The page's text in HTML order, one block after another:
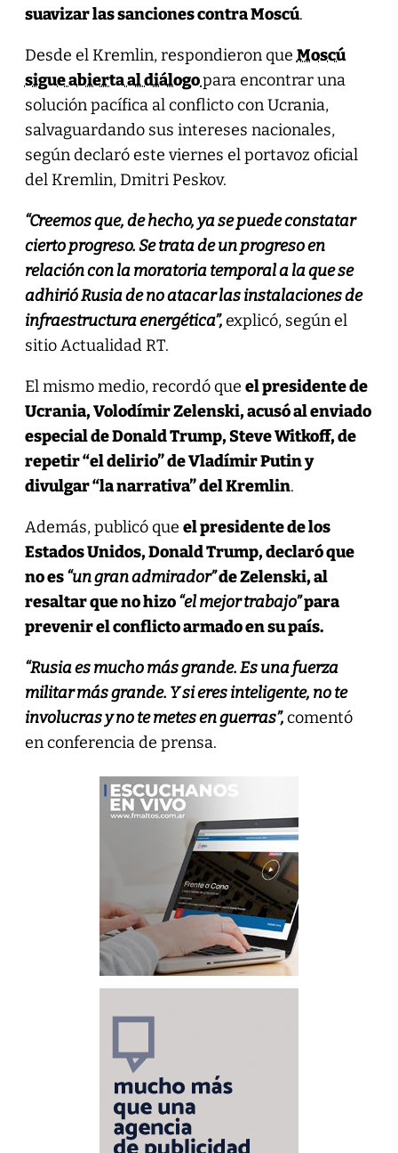
suavizar las sanciones contra Moscú.
Desde el Kremlin, respondieron que Moscú
sigue abierta al diálogopara encontrar una
solución pacífica al conflicto con Ucrania,
salvaguardando sus intereses nacionales,
según declaró este viernes el portavoz oficial
del Kremlin, Dmitri Peskov.
“Creemos que, de hecho, ya se puede constatar
cierto progreso. Se trata de un progreso en
relación con la moratoria temporal a la que se
adhirió Rusia de no atacar las instalaciones de
infraestructura energética”,explicó, según el
sitio Actualidad RT.
El mismo medio, recordó que el presidente de
Ucrania, Volodímir Zelenski, acusó al enviado
especial de Donald Trump, Steve Witkoff, de
repetir “el delirio” de Vladímir Putin y
divulgar “la narrativa” del Kremlin.
Además, publicó que el presidente de los
Estados Unidos, Donald Trump, declaró que
no es“un gran admirador”de Zelenski, al
resaltar que no hizo“el mejor trabajo”para
prevenir el conflicto armado en su país.
“Rusia es mucho más grande. Es una fuerza
militar más grande. Y si eres inteligente, no te
involucras y no te metes en guerras”,comentó
en conferencia de prensa.